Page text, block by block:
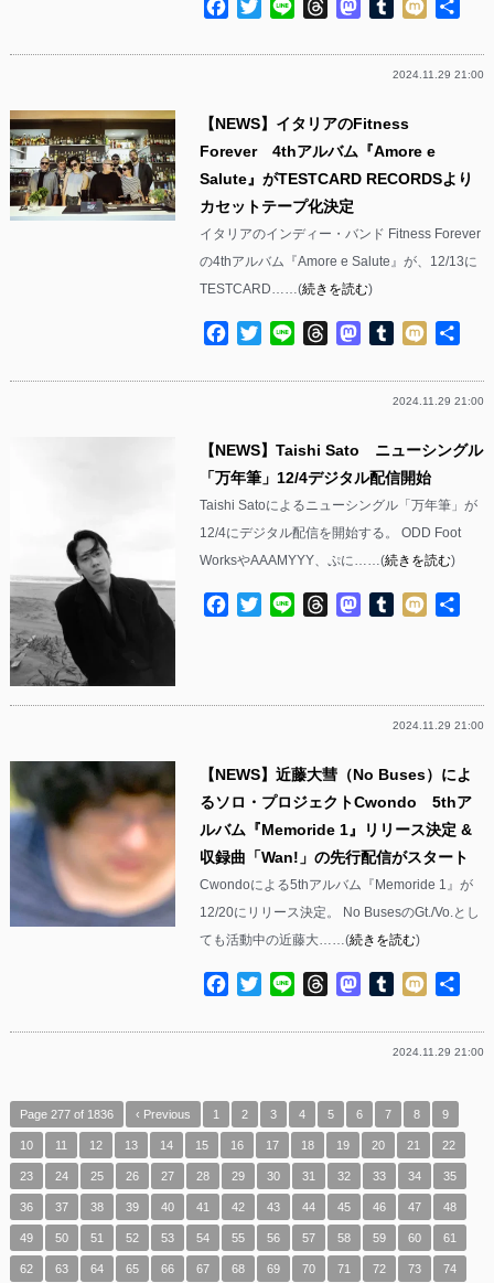
Facebook
TwitterLine ThreadsMastodon
Tumblr
Mixi
2024.11.29 21:00
【NEWS】イタリアのFitness
Forever 4thアルバム『Amore e
Salute』がTESTCARD RECORDSより
カセットテープ化決定
イタリアのインディー・バンド Fitness Forever
の4thアルバム『Amore e Salute』が、12/13に
TESTCARD……(続きを読む)
Facebook
TwitterLine ThreadsMastodon
Tumblr
Mixi
2024.11.29 21:00
【NEWS】Taishi Sato ニューシングル
「万年筆」12/4デジタル配信開始
Taishi Satoによるニューシングル「万年筆」が
12/4にデジタル配信を開始する。 ODD Foot
WorksやAAAMYYY、ぷに……(続きを読む)
Facebook
TwitterLine ThreadsMastodon
Tumblr
Mixi
2024.11.29 21:00
【NEWS】近藤大彗（No Buses）によ
るソロ・プロジェクトCwondo 5thア
ルバム『Memoride 1』リリース決定 &
収録曲「Wan!」の先行配信がスタート
Cwondoによる5thアルバム『Memoride 1』が
12/20にリリース決定。 No BusesのGt./Vo.とし
ても活動中の近藤大……(続きを読む)
Facebook
TwitterLine ThreadsMastodon
Tumblr
Mixi
2024.11.29 21:00
Page 277 of 1836 ‹ Previous 1 2 3 4 5 6 7 8 9
10 11 12 13 14 15 16 17 18 19 20 21 22
23 24 25 26 27 28 29 30 31 32 33 34 35
36 37 38 39 40 41 42 43 44 45 46 47 48
49 50 51 52 53 54 55 56 57 58 59 60 61
62 63 64 65 66 67 68 69 70 71 72 73 74